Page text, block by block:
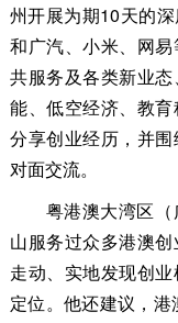
州开展为期10天的
和广汽、小米、网
共服务及各类新业
能、低空经济、教
分享创业经历，并
对面交流。
粤港澳大湾区（
山服务过众多港澳
走动、实地发现创
定位。他还建议，港